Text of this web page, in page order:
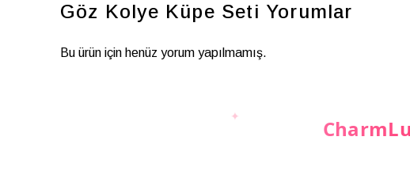
Göz Kolye Küpe Seti Yorumlar
Bu ürün için henüz yorum yapılmamış.